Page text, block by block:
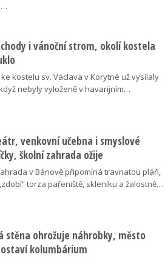
i vánoční strom, okolí kostela
kostelu sv. Václava v Korytné už vysílaly
když nebyly vyloženě v havarijním…
venkovní učebna i smyslové
školní zahrada ožije
v Bánově připomíná travnatou pláň,
torza pařeniště, skleníku a žalostně…
stěna ohrožuje náhrobky, město
kolumbárium